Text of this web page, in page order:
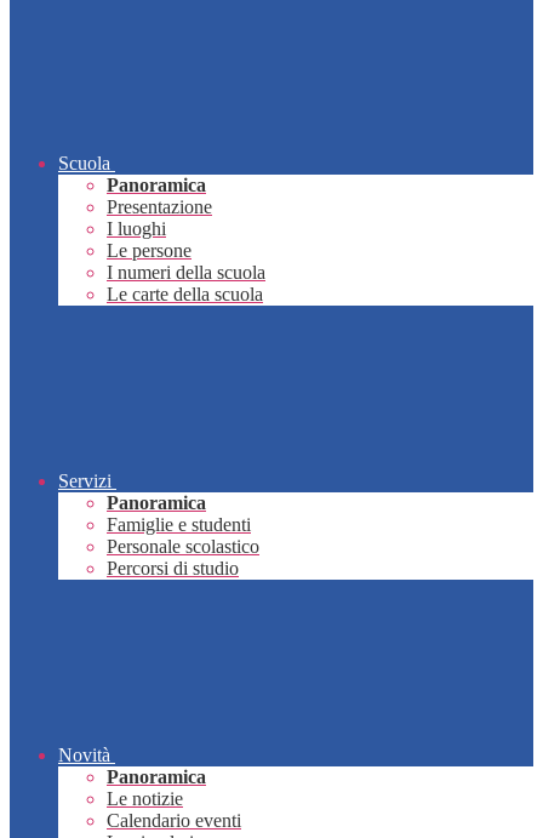
Scuola
Panoramica
Presentazione
I luoghi
Le persone
I numeri della scuola
Le carte della scuola
Servizi
Panoramica
Famiglie e studenti
Personale scolastico
Percorsi di studio
Novità
Panoramica
Le notizie
Calendario eventi